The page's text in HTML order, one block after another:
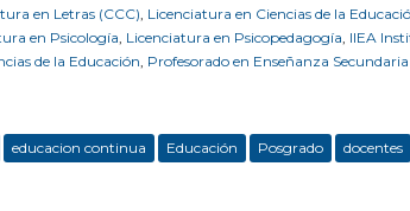
en Letras (CCC) Licenciatura en Ciencias de la
en Psicología Licenciatura en Psicopedagogía IIEA
de la Educación Profesorado en Enseñanza
educacion continua Educación Posgrado docentes